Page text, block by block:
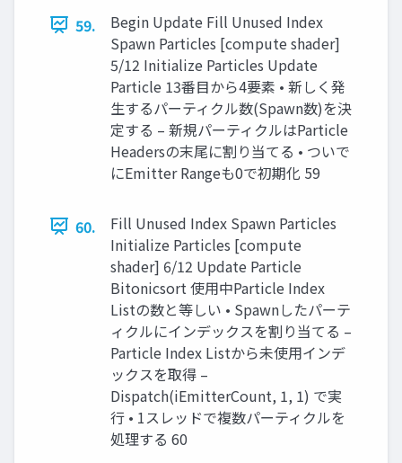
59.
Begin Update Fill Unused Index
Spawn Particles [compute shader]
5/12 Initialize Particles Update
Particle 13番目から4要素 • 新しく発
生するパーティクル数(Spawn数)を決
定する – 新規パーティクルはParticle
Headersの末尾に割り当てる • ついで
にEmitter Rangeも0で初期化 59
60.
Fill Unused Index Spawn Particles
Initialize Particles [compute
shader] 6/12 Update Particle
Bitonicsort 使用中Particle Index
Listの数と等しい • Spawnしたパーテ
ィクルにインデックスを割り当てる –
Particle Index Listから未使用インデ
ックスを取得 –
Dispatch(iEmitterCount, 1, 1) で実
行 • 1スレッドで複数パーティクルを
処理する 60